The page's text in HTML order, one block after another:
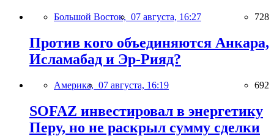
Большой Восток, 07 августа, 16:27 728
Против кого объединяются Анкара,
Исламабад и Эр-Рияд?
Америка, 07 августа, 16:19 692
SOFAZ инвестировал в энергетику
Перу, но не раскрыл сумму сделки